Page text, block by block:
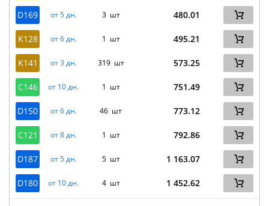
D169 от 5 дн. 3 шт 480.01
K128 от 6 дн. 1 шт 495.21
K141 от 3 дн. 319 шт 573.25
C146 от 10 дн. 1 шт 751.49
D150 от 6 дн. 46 шт 773.12
C121 от 8 дн. 1 шт 792.86
D187 от 5 дн. 5 шт 1 163.07
D180 от 10 дн. 4 шт 1 452.62